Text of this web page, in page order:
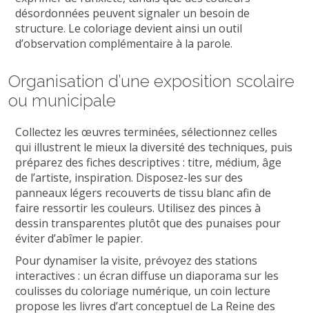
désordonnées peuvent signaler un besoin de
structure. Le coloriage devient ainsi un outil
d’observation complémentaire à la parole.
Organisation d’une exposition scolaire
ou municipale
Collectez les œuvres terminées, sélectionnez celles
qui illustrent le mieux la diversité des techniques, puis
préparez des fiches descriptives : titre, médium, âge
de l’artiste, inspiration. Disposez-les sur des
panneaux légers recouverts de tissu blanc afin de
faire ressortir les couleurs. Utilisez des pinces à
dessin transparentes plutôt que des punaises pour
éviter d’abîmer le papier.
Pour dynamiser la visite, prévoyez des stations
interactives : un écran diffuse un diaporama sur les
coulisses du coloriage numérique, un coin lecture
propose les livres d’art conceptuel de La Reine des